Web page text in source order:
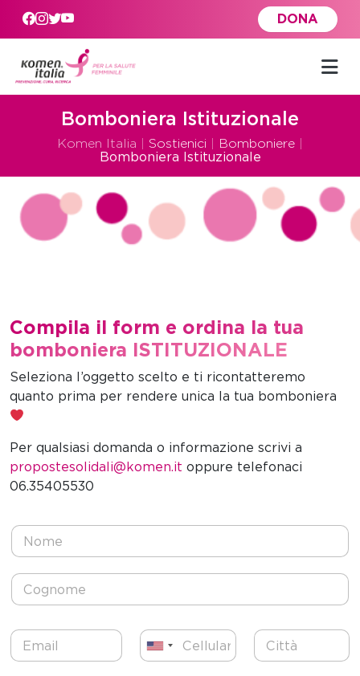
Skip to main content
DONA
Bomboniera Istituzionale
Komen Italia Sostienici Bomboniere
Bomboniera Istituzionale
Compila il form e ordina la tua
bomboniera ISTITUZIONALE
Seleziona l’oggetto scelto e ti ricontatteremo
quanto prima per rendere unica la tua bomboniera
Per qualsiasi domanda o informazione scrivi a
propostesolidali@komen.it oppure telefonaci
06.35405530
N
o
m
e
C
o
g
n
o
m
E
m
a
T
e U
C
i